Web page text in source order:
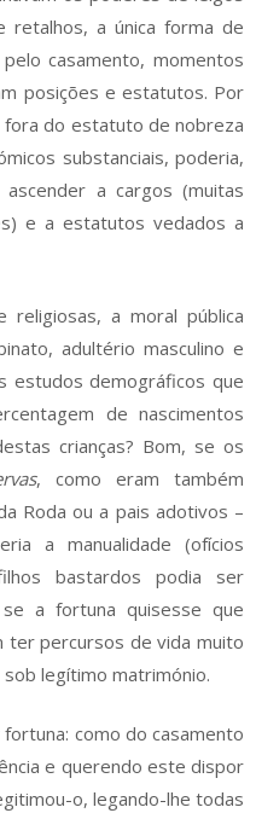
retalhos, a única forma de
casamento, momentos
posições e estatutos. Por
fora do estatuto de nobreza
substanciais, poderia,
a cargos (muitas
e a estatutos vedados a
religiosas, a moral pública
adultério masculino e
estudos demográficos que
de nascimentos
crianças? Bom, se os
, como eram também
Roda ou a pais adotivos –
a manualidade (ofícios
bastardos podia ser
a fortuna quisesse que
ter percursos de vida muito
legítimo matrimónio.
como do casamento
e querendo este dispor
o, legando-lhe todas